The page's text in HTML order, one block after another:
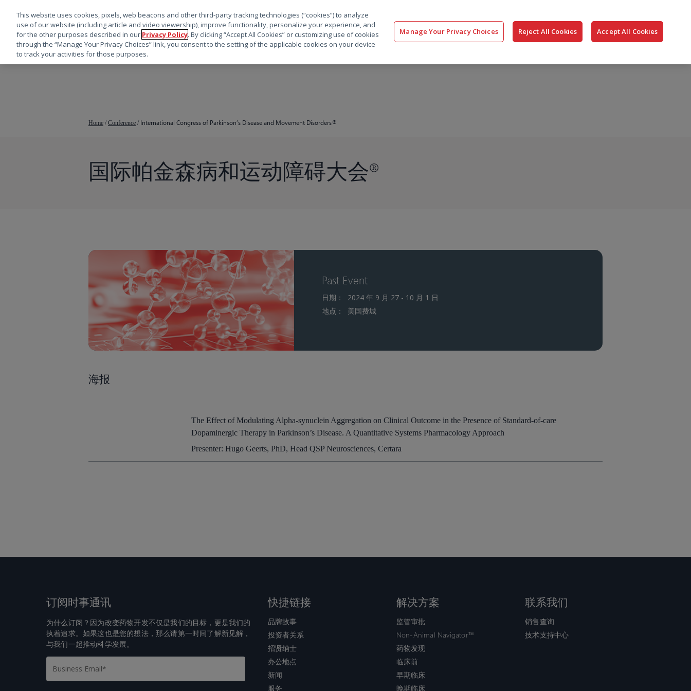
按回车键搜索，或按 ESC 键关闭
解决方案 软件 服务 资源 公司 联系我们 登录
搜
索
Home / Conference / International Congress of Parkinson’s Disease and Movement Disorders®
国际帕金森病和运动障碍大会®
Past Event
日期：
2024 年 9 月 27 - 10 月 1 日
地点：
美国费城
海报
The Effect of Modulating Alpha-synuclein Aggregation on Clinical Outcome in the Presence of Standard-of-care
Dopaminergic Therapy in Parkinson’s Disease. A Quantitative Systems Pharmacology Approach
Presenter: Hugo Geerts, PhD, Head QSP Neurosciences, Certara
订阅时事通讯
为什么订阅？因为改变药物开发不仅是我们的目标，更是我们的
执着追求。如果这也是您的想法，那么请第一时间了解新见解，
与我们一起推动科学发展。
快捷链接
品牌故事
投资者关系
招贤纳士
办公地点
新闻
服务
解决方案
监管审批
Non-Animal Navigator™
药物发现
临床前
早期临床
晚期临床
联系我们
销售查询
技术支持中心
This website uses cookies, pixels, web beacons and other third-party tracking technologies (“cookies”) to analyze
use of our website (including article and video viewership), improve functionality, personalize your experience, and
for the other purposes described in our Privacy Policy. By clicking “Accept All Cookies” or customizing use of cookies
through the “Manage Your Privacy Choices” link, you consent to the setting of the applicable cookies on your device
to track your activities for those purposes.
Manage Your Privacy Choices Reject All Cookies Accept All Cookies